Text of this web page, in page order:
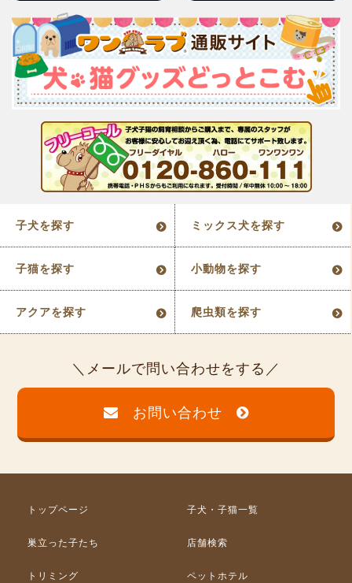
子犬を探す ミックス犬を探す
子猫を探す 小動物を探す
アクアを探す 爬虫類を探す
メールで問い合わせをする
お問い合わせ
トップページ 子犬・子猫一覧
巣立った子たち 店舗検索
トリミング ペットホテル